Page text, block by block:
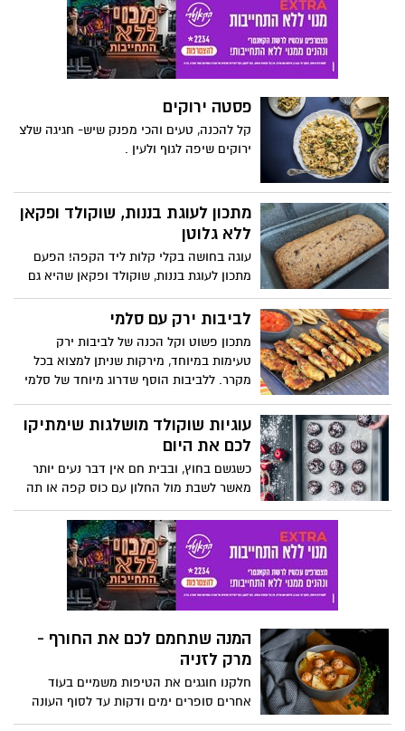
פסטה ירוקים
קל להכנה, טעים והכי מפנק שיש- חגיגה שלצ
ירוקים שיפה לגוף ולעין .
מתכון לעוגת בננות, שוקולד ופקאן
ללא גלוטן
עוגה בחושה בקלי קלות ליד הקפה! הפעם
מתכון לעוגת בננות, שוקולד ופקאן שהיא גם
ללא גלוטן!
לביבות ירק עם סלמי
מתכון פשוט וקל הכנה של לביבות ירק
טעימות במיוחד, מירקות שניתן למצוא בכל
מקרר. ללביבות הוסף שדרוג מיוחד של סלמי
ליותר טעימות. 10 דקות הכנה ויש צלחת
מלאה לביבות זהובות ומענגות על השולחן.
עוגיות שוקולד מושלגות שימתיקו
לכם את היום
כשגשם בחוץ, ובבית חם אין דבר נעים יותר
מאשר לשבת מול החלון עם כוס קפה או תה
חם ולהמתיק את החורף בקינוח מתוק ועשיר.
עם תחילת העונה הגשומה קבלו מתכון לקינוח
מושלם להגשה ליד התה: עוגיות שוקולד
מושלגות
המנה שתחמם לכם את החורף -
מרק לזניה
חלקנו חוגגים את הטיפות משמיים בעוד
אחרים סופרים ימים ודקות עד לסוף העונה
הגשומה. אבל כולנו נזכה במהלך החודשים